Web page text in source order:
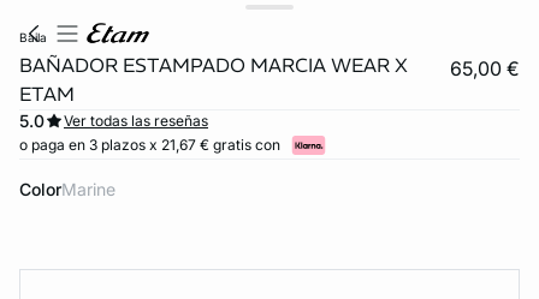
baila
BAÑADOR ESTAMPADO MARCIA WEAR X
ETAM
65,00 €
5.0
Ver todas las reseñas
o paga en 3 plazos x 21,67 € gratis con
Color marine